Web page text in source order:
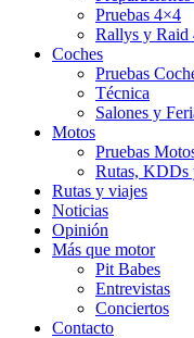
Pruebas 4×4
Rallys y Raid
Coches
Pruebas
Técnica
Salones y
Motos
Pruebas
Rutas, KDDs
Rutas y viajes
Noticias
Opinión
Más que motor
Pit Babes
Entrevistas
Conciertos
Contacto